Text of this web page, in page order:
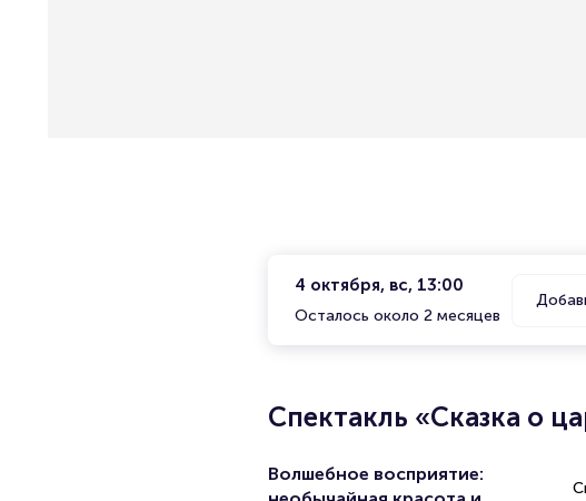
4 октября, вс, 13:00
Осталось около 2 месяцев
Спектакль «Сказка о
Волшебное восприятие: